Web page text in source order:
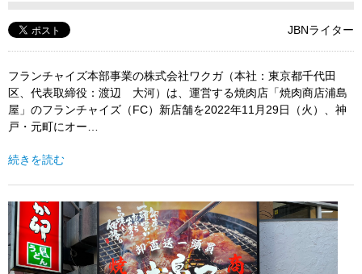
JBNライター
フランチャイズ本部事業の株式会社ワクガ（本社：東京都千代田
区、代表取締役：渡辺 大河）は、運営する焼肉店「焼肉商店浦島
屋」のフランチャイズ（FC）新店舗を2022年11月29日（火）、神
戸・元町にオー…
続きを読む